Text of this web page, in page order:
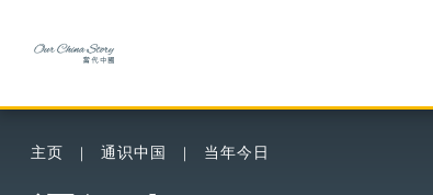
主页 通识中国 当年今日